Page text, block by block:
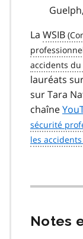
La WSIB
lauréats
sur Tara
chaîne
Notes